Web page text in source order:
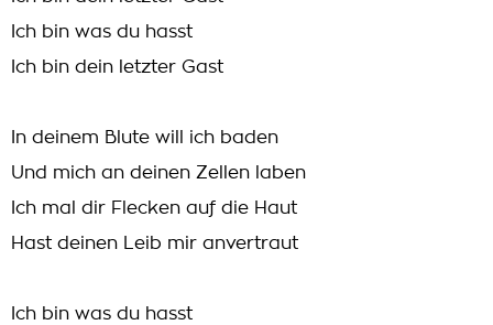
Ich bin was du hasst
Ich bin dein letzter Gast
In deinem Blute will ich baden
Und mich an deinen Zellen laben
Ich mal dir Flecken auf die Haut
Hast deinen Leib mir anvertraut
Ich bin was du hasst